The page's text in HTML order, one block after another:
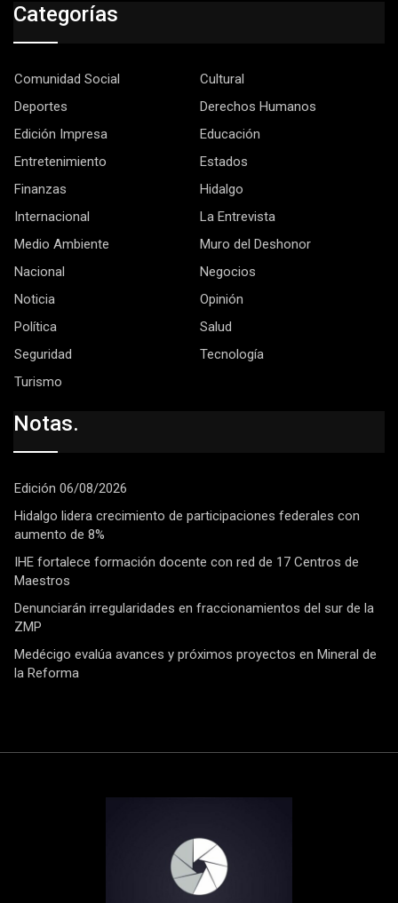
Categorías
Comunidad Social
Cultural
Deportes
Derechos Humanos
Edición Impresa
Educación
Entretenimiento
Estados
Finanzas
Hidalgo
Internacional
La Entrevista
Medio Ambiente
Muro del Deshonor
Nacional
Negocios
Noticia
Opinión
Política
Salud
Seguridad
Tecnología
Turismo
Notas.
Edición 06/08/2026
Hidalgo lidera crecimiento de participaciones federales con
aumento de 8%
IHE fortalece formación docente con red de 17 Centros de
Maestros
Denunciarán irregularidades en fraccionamientos del sur de la
ZMP
Medécigo evalúa avances y próximos proyectos en Mineral de
la Reforma